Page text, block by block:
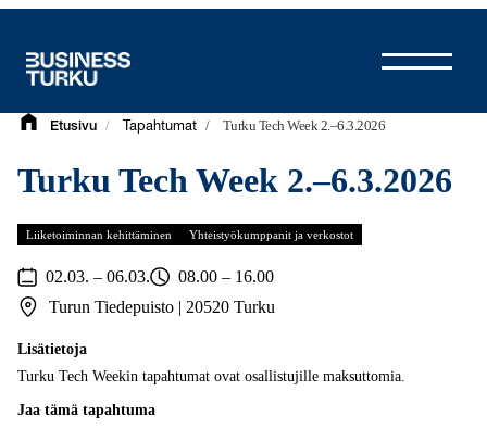
Etusivu / Tapahtumat / Turku Tech Week 2.–6.3.2026
Turku Tech Week 2.–6.3.2026
Liiketoiminnan kehittäminen Yhteistyökumppanit ja verkostot
02.03. – 06.03.
08.00 – 16.00
Turun Tiedepuisto | 20520 Turku
Lisätietoja
Turku Tech Weekin tapahtumat ovat osallistujille maksuttomia.
Jaa tämä tapahtuma